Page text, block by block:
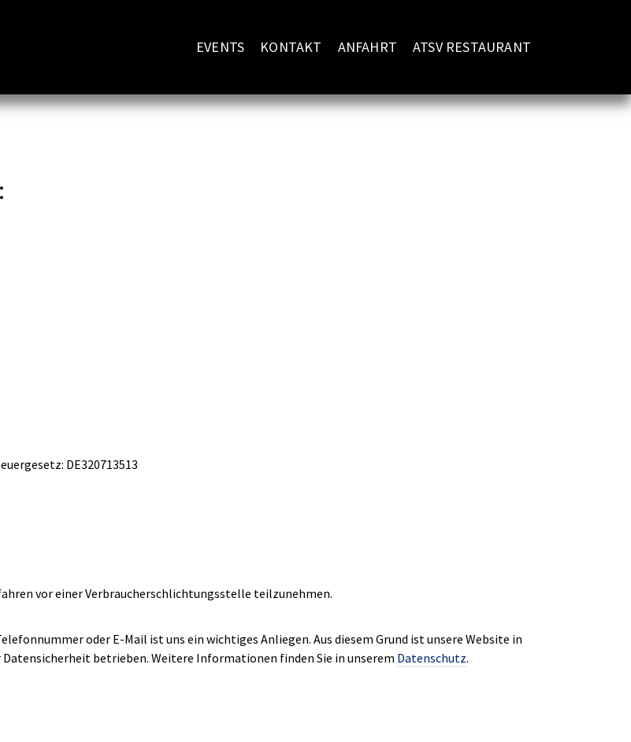
EVENTS KONTAKT ANFAHRT ATSV RESTAURANT
DE320713513
vor einer Verbraucherschlichtungsstelle teilzunehmen.
oder E-Mail ist uns ein wichtiges Anliegen. Aus diesem Grund ist unsere Website in
betrieben. Weitere Informationen finden Sie in unserem Datenschutz.